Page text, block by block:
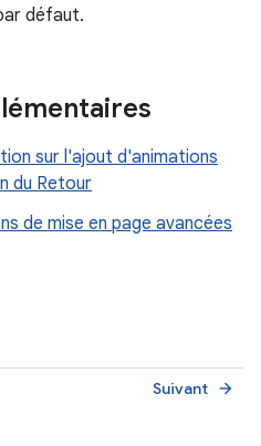
défaut.
sur l'ajout d'animations
du Retour
de mise en page avancées
Suivant arrow_forward